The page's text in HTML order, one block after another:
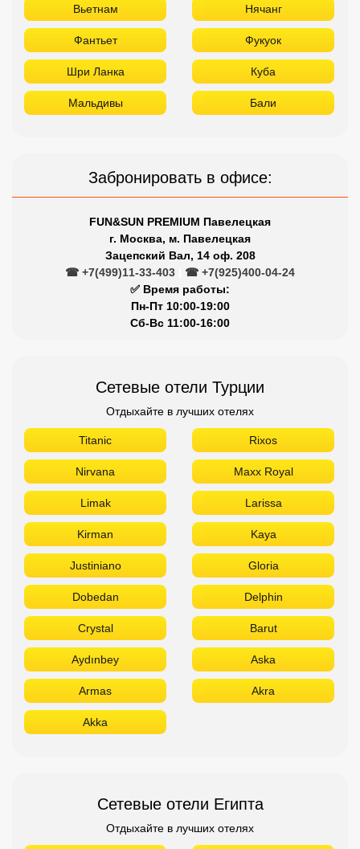
Вьетнам Нячанг
Фантьет Фукуок
Шри Ланка Куба
Мальдивы Бали
Забронировать в офисе:
FUN&SUN PREMIUM Павелецкая
г. Москва, м. Павелецкая
Зацепский Вал, 14 оф. 208
☎ +7(499)11-33-403
☎ +7(925)400-04-24
✅ Время работы:
Пн-Пт 10:00-19:00
Сб-Вс 11:00-16:00
Сетевые отели Турции
Отдыхайте в лучших отелях
Titanic Rixos
Nirvana Maxx Royal
Limak Larissa
Kirman Kaya
Justiniano Gloria
Dobedan Delphin
Crystal Barut
Aydınbey Aska
Armas Akra
Akka
Сетевые отели Египта
Отдыхайте в лучших отелях